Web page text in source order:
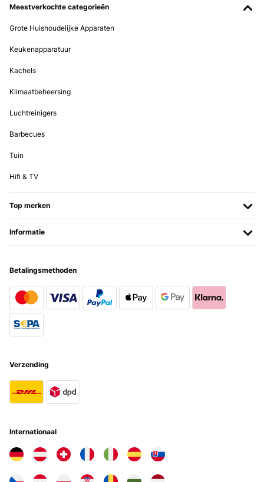
Meestverkochte categorieën
Grote Huishoudelijke Apparaten
Keukenapparatuur
Kachels
Klimaatbeheersing
Luchtreinigers
Barbecues
Tuin
Hifi & TV
Top merken
Informatie
Betalingsmethoden
Verzending
Internationaal